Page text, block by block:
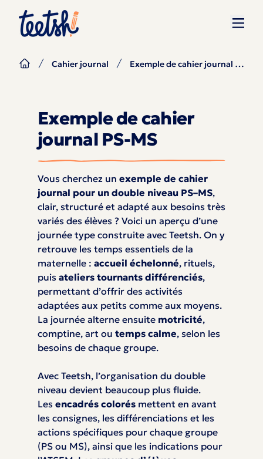
Cahier journal Exemple de cahier journal PS-MS
Exemple de cahier
journal PS-MS
Vous cherchez un exemple de cahier
journal pour un double niveau PS–MS,
clair, structuré et adapté aux besoins très
variés des élèves ? Voici un aperçu d’une
journée type construite avec Teetsh. On y
retrouve les temps essentiels de la
maternelle : accueil échelonné, rituels,
puis ateliers tournants différenciés,
permettant d’offrir des activités
adaptées aux petits comme aux moyens.
La journée alterne ensuite motricité,
comptine, art ou temps calme, selon les
besoins de chaque groupe.
Avec Teetsh, l’organisation du double
niveau devient beaucoup plus fluide.
Les encadrés colorés mettent en avant
les consignes, les différenciations et les
actions spécifiques pour chaque groupe
(PS ou MS), ainsi que les indications pour